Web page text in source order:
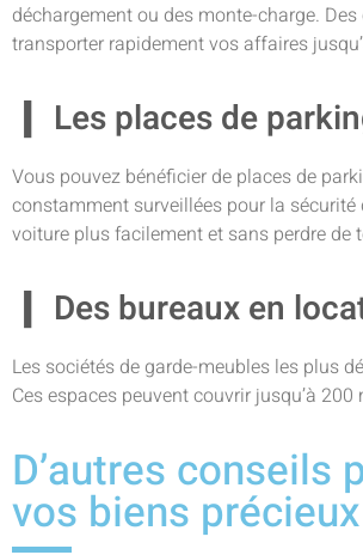
déchargement ou des monte-charge.
transporter rapidement vos affaires
Les places de
Vous pouvez bénéficier de places de
constamment surveillées pour la
voiture plus facilement et sans perdre de
Des bureaux en
Les sociétés de garde-meubles les plus
Ces espaces peuvent couvrir jusqu’à
D’autres conseils
vos biens précieux